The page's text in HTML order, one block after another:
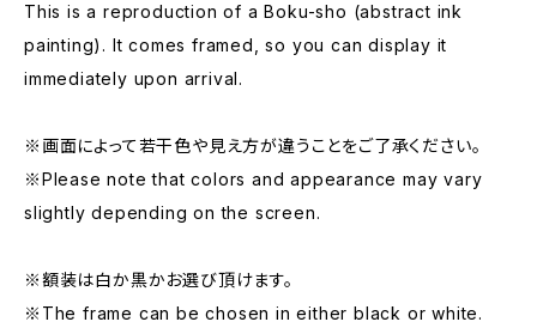
This is a reproduction of a Boku-sho (abstract ink
painting). It comes framed, so you can display it
immediately upon arrival.
※画面によって若干色や見え方が違うことをご了承ください。
※Please note that colors and appearance may vary
slightly depending on the screen.
※額装は白か黒かお選び頂けます。
※The frame can be chosen in either black or white.